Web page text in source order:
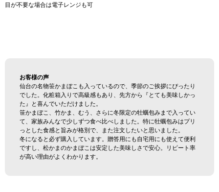
目が不要な場合は電子レンジも可
お客様の声
仙台の名物笹かまぼこも入っているので、季節のご挨拶にぴったり
でした。化粧箱入りで高級感もあり、先方から『とても美味しかっ
た』と喜んでいただけました。
笹かまぼこ、竹かま、むう、さらに冬限定の牡蠣包みまで入ってい
て、家族みんなで少しずつ食べ比べしました。特に牡蠣包みはプリ
っとした食感と旨みが格別で、また注文したいと思いました。
冬になると必ず購入しています。贈答用にも自宅用にも使えて便利
ですし、松かまのかまぼこは安定した美味しさで安心。リピート率
が高い理由がよくわかります。